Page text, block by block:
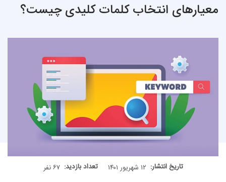
معیارهای انتخاب کلمات کلیدی چیست؟
تاریخ انتشار: ۱۲ شهریور ۱۴۰۱ تعداد بازدید: ۶۷ نفر